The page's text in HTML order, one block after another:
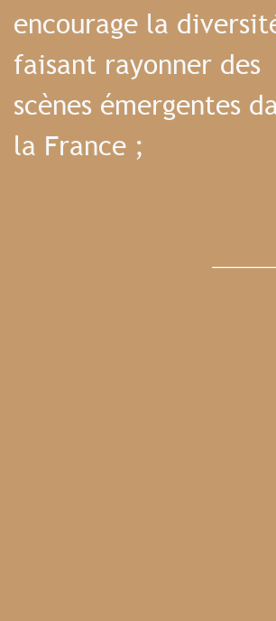
encourage la
faisant rayonner des
scènes émergentes
la France ;